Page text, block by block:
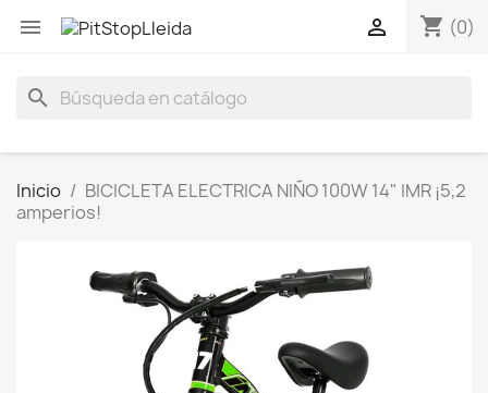
 shopping_cart (0)

search
Inicio
BICICLETA ELECTRICA NIÑO 100W 14" IMR ¡5,2
amperios!